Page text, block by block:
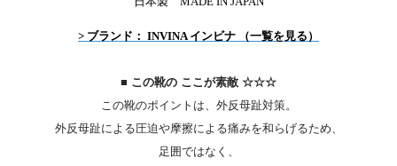
> ブランド： INVINA インビナ （一覧を見る）
■ この靴の ここが素敵 ☆☆☆
この靴のポイントは、外反母趾対策。
外反母趾による圧迫や摩擦による痛みを和らげるため、
足囲ではなく、